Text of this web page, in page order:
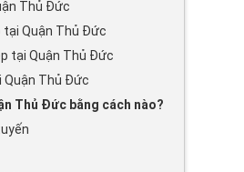
Thủ Đức
tại Quận Thủ Đức
tại Quận Thủ Đức
Quận Thủ Đức
Thủ Đức bằng cách nào?